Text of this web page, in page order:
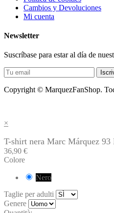
Cambios y Devoluciones
Mi cuenta
Newsletter
Suscríbase para estar al día de
Copyright © MarquezFanShop.
×
T-shirt nera Marc Márquez
36,90 €
Colore
Nero
Taglie per adulti
Genere